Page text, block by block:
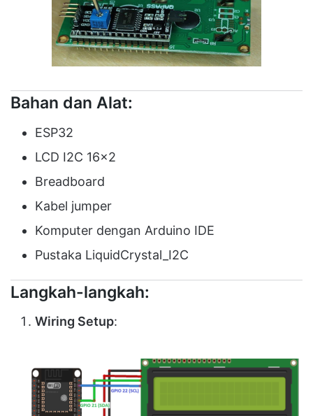
Bahan dan Alat:
ESP32
LCD I2C 16×2
Breadboard
Kabel jumper
Komputer dengan Arduino IDE
Pustaka LiquidCrystal_I2C
Langkah-langkah:
Wiring Setup: